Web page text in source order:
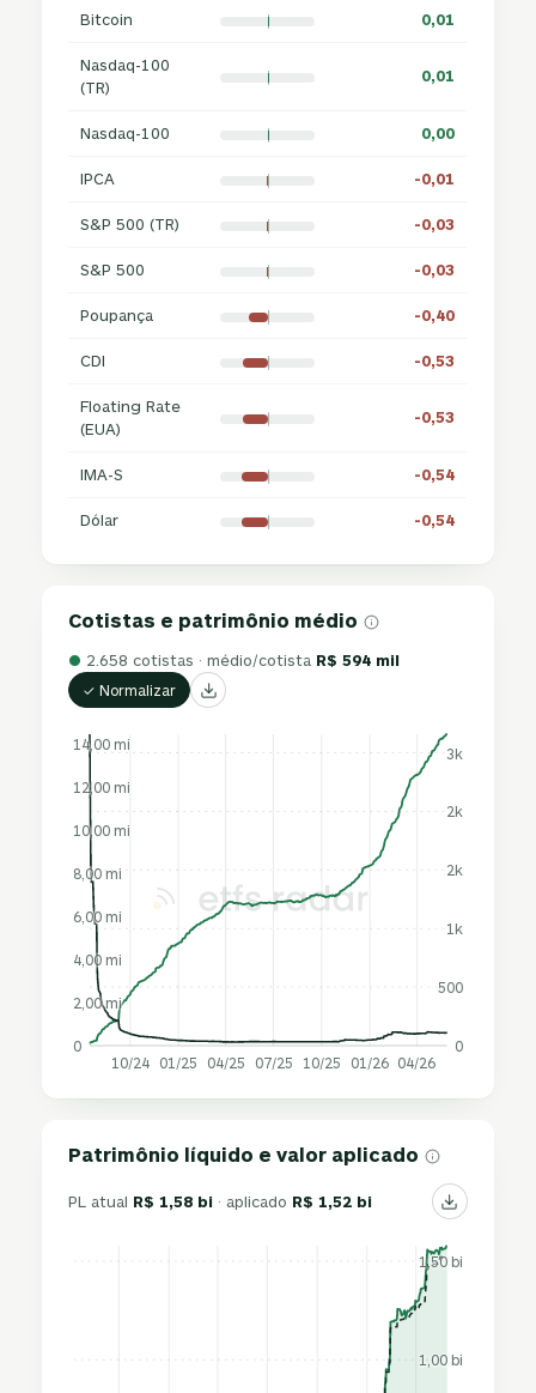
Bitcoin 0,01
Nasdaq-100
(TR)
0,01
Nasdaq-100 0,00
IPCA -0,01
S&P 500 (TR) -0,03
S&P 500 -0,03
Poupança -0,40
CDI -0,53
Floating Rate
(EUA)
-0,53
IMA-S -0,54
Dólar -0,54
Cotistas e patrimônio médio
● 2.658 cotistas · médio/cotista R$ 594 mil
✓ Normalizar
0
500
1k
2k
2k
3k
0
2,00 mi
4,00 mi
6,00 mi
8,00 mi
10,00 mi
12,00 mi
14,00 mi
10/24 01/25 04/25 07/25 10/25 01/26 04/26
Patrimônio líquido e valor aplicado
PL atual R$ 1,58 bi · aplicado R$ 1,52 bi
1,00 bi
1,50 bi